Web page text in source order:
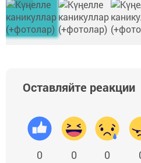
Оставляйте реакции
0 0 0